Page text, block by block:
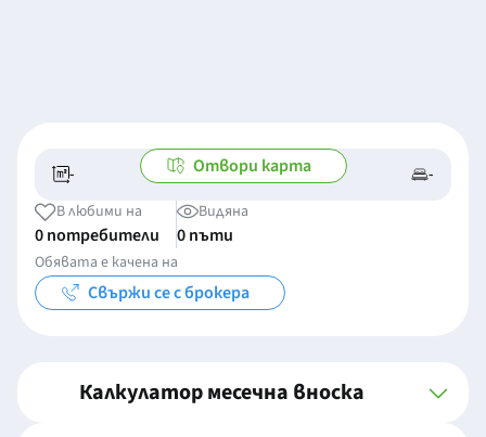
- -/- -
Отвори карта
В любими на
0 потребители
Видяна
0 пъти
Обявата е качена на
Свържи се с брокера
Калкулатор месечна вноска